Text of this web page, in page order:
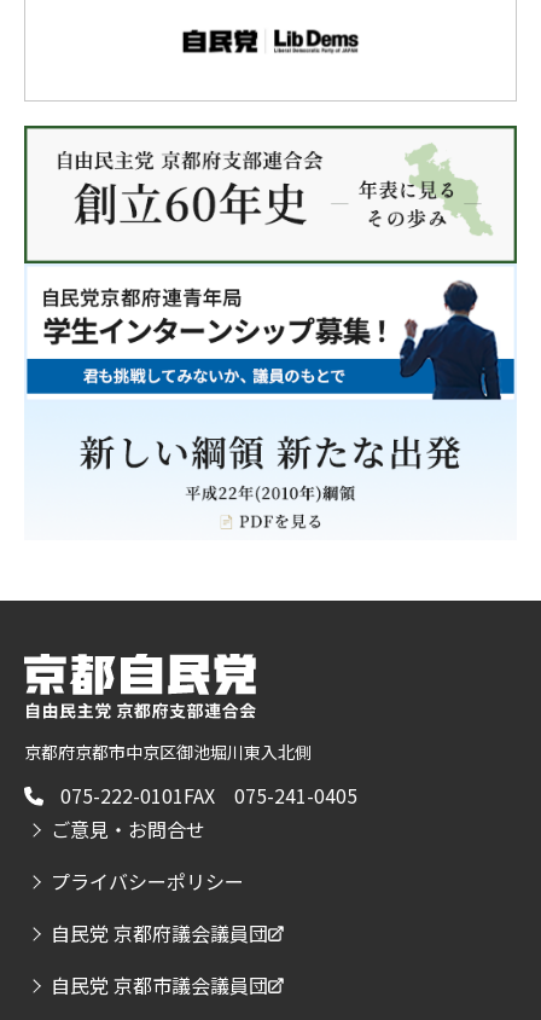
京都府京都市中京区御池堀川東入北側
075-222-0101FAX 075-241-0405
ご意見・お問合せ
プライバシーポリシー
自民党 京都府議会議員団
自民党 京都市議会議員団